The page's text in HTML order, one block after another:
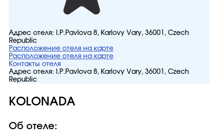
Адрес отеля:
I.P.Pavlova 8, Karlovy Vary, 36001, Czech
Republic
Расположение отеля на карте
Расположение отеля на карте
Контакты отеля
Адрес отеля:
I.P.Pavlova 8, Karlovy Vary, 36001, Czech
Republic
KOLONADA
Об отеле: